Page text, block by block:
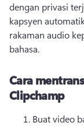
dengan privasi
kapsyen
rakaman audio
bahasa.
Cara
Clipchamp
Buat video